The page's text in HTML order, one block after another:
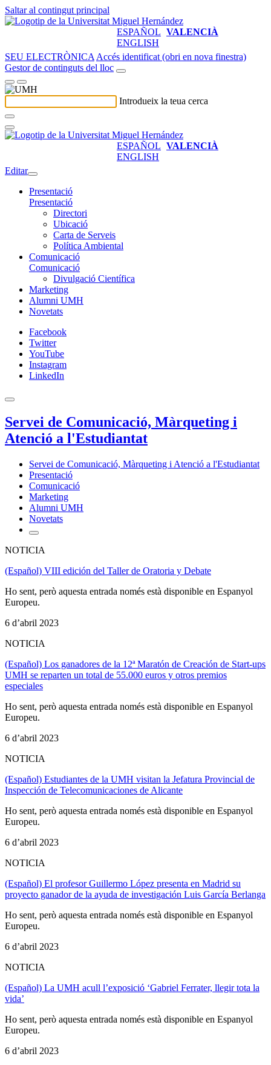
Saltar al contingut principal
ESPAÑOL VALENCIÀ
ENGLISH
SEU ELECTRÒNICA Accés identificat (obri en nova finestra)
Gestor de continguts del lloc
Introdueix la teua cerca
ESPAÑOL VALENCIÀ
ENGLISH
Editar
Presentació
Presentació
Directori
Ubicació
Carta de Serveis
Política Ambiental
Comunicació
Comunicació
Divulgació Científica
Marketing
Alumni UMH
Novetats
Facebook
Twitter
YouTube
Instagram
LinkedIn
Servei de Comunicació, Màrqueting i
Atenció a l'Estudiantat
Servei de Comunicació, Màrqueting i Atenció a l'Estudiantat
Presentació
Comunicació
Marketing
Alumni UMH
Novetats
NOTICIA
(Español) VIII edición del Taller de Oratoria y Debate
Ho sent, però aquesta entrada només està disponible en Espanyol
Europeu.
6 d’abril 2023
NOTICIA
(Español) Los ganadores de la 12ª Maratón de Creación de Start-ups
UMH se reparten un total de 55.000 euros y otros premios
especiales
Ho sent, però aquesta entrada només està disponible en Espanyol
Europeu.
6 d’abril 2023
NOTICIA
(Español) Estudiantes de la UMH visitan la Jefatura Provincial de
Inspección de Telecomunicaciones de Alicante
Ho sent, però aquesta entrada només està disponible en Espanyol
Europeu.
6 d’abril 2023
NOTICIA
(Español) El profesor Guillermo López presenta en Madrid su
proyecto ganador de la ayuda de investigación Luis García Berlanga
Ho sent, però aquesta entrada només està disponible en Espanyol
Europeu.
6 d’abril 2023
NOTICIA
(Español) La UMH acull l’exposició ‘Gabriel Ferrater, llegir tota la
vida’
Ho sent, però aquesta entrada només està disponible en Espanyol
Europeu.
6 d’abril 2023